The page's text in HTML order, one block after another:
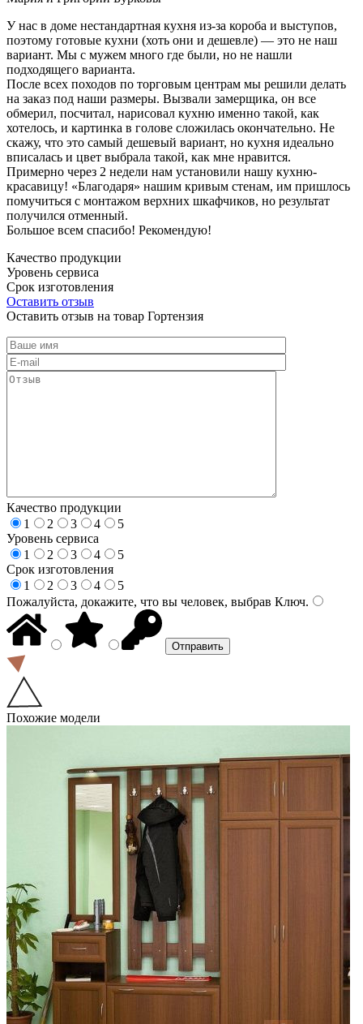
У нас в доме нестандартная кухня из-за короба и выступов,
поэтому готовые кухни (хоть они и дешевле) — это не наш
вариант. Мы с мужем много где были, но не нашли
подходящего варианта.
После всех походов по торговым центрам мы решили делать
на заказ под наши размеры. Вызвали замерщика, он все
обмерил, посчитал, нарисовал кухню именно такой, как
хотелось, и картинка в голове сложилась окончательно. Не
скажу, что это самый дешевый вариант, но кухня идеально
вписалась и цвет выбрала такой, как мне нравится.
Примерно через 2 недели нам установили нашу кухню-
красавицу! «Благодаря» нашим кривым стенам, им пришлось
помучиться с монтажом верхних шкафчиков, но результат
получился отменный.
Большое всем спасибо! Рекомендую!
Качество продукции
Уровень сервиса
Срок изготовления
Оставить отзыв
Оставить отзыв на товар Гортензия
Качество продукции
1
2 3 4
5
Уровень сервиса
1
2 3 4
5
Срок изготовления
1
2 3 4
5
Пожалуйста, докажите, что вы человек, выбрав Ключ.
Похожие модели